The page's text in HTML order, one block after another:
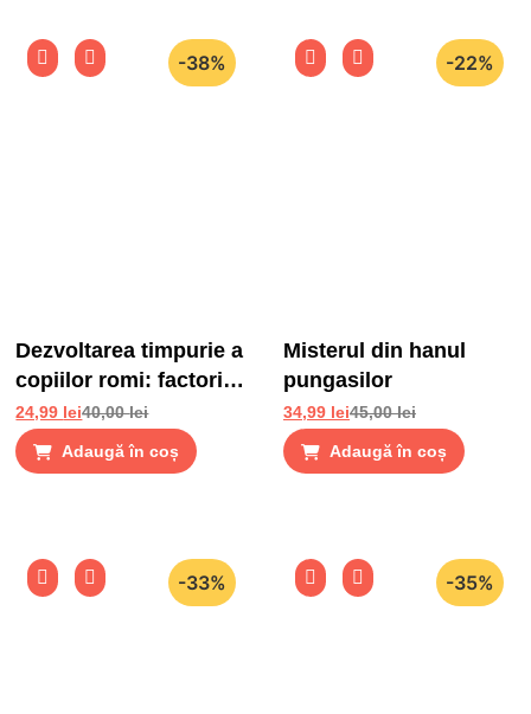
-38%
Dezvoltarea timpurie a
copiilor romi: factori
de risc si factori de
protectie
40,00lei
24,99 lei
Adaugă în coș
-22%
Misterul din hanul
pungasilor
45,00lei
34,99 lei
Adaugă în coș
-33% -35%